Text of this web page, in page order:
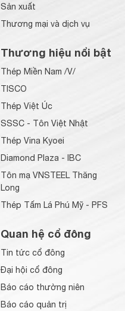
Sản xuất
Thương mại và dịch vụ
Thương hiệu nổi bật
Thép Miền Nam /V/
TISCO
Thép Việt Úc
SSSC - Tôn Việt Nhật
Thép Vina Kyoei
Diamond Plaza - IBC
Tôn mạ VNSTEEL Thăng
Long
Thép Tấm Lá Phú Mỹ - PFS
Quan hệ cổ đông
Tin tức cổ đông
Đại hội cổ đông
Báo cáo thường niên
Báo cáo quản trị